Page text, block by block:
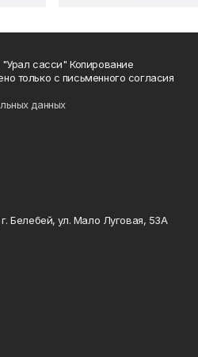
сасси" Копирование
только с письменного согласия
данных
Белебей, ул. Мало Луговая, 53А